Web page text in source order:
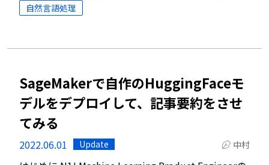
自然言語処理
SageMakerで自作のHuggingFaceモ
デルをデプロイして、記事要約をさせ
てみる
2022.06.01 Update 中村